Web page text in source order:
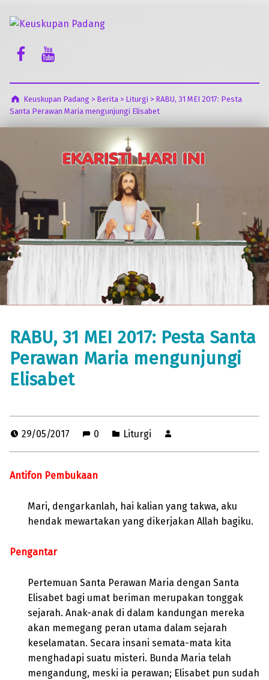
Keuskupan Padang > Berita> Liturgi > RABU, 31 MEI 2017: Pesta
Santa Perawan Maria mengunjungi Elisabet
RABU, 31 MEI 2017: Pesta Santa
Perawan Maria mengunjungi
Elisabet
29/05/2017 0 Liturgi
Antifon Pembukaan
Mari, dengarkanlah, hai kalian yang takwa, aku
hendak mewartakan yang dikerjakan Allah bagiku.
Pengantar
Pertemuan Santa Perawan Maria dengan Santa
Elisabet bagi umat beriman merupakan tonggak
sejarah. Anak-anak di dalam kandungan mereka
akan memegang peran utama dalam sejarah
keselamatan. Secara insani semata-mata kita
menghadapi suatu misteri. Bunda Maria telah
mengandung, meski ia perawan; Elisabet pun sudah